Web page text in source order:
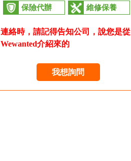
保險代辦 維修保養
連絡時，請記得告知公司，說您是從
Wewanted介紹來的
我想詢問